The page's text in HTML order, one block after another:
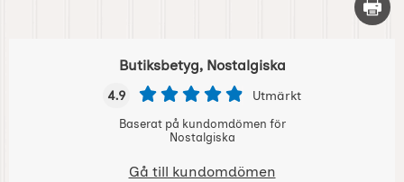
Skriv
Butiksbetyg, Nostalgiska
4.9 Utmärkt
Baserat på kundomdömen för
Nostalgiska
Gå till kundomdömen